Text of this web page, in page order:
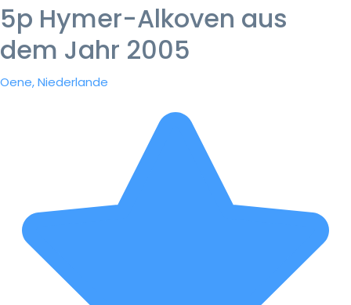
5p Hymer-Alkoven aus
dem Jahr 2005
Oene, Niederlande